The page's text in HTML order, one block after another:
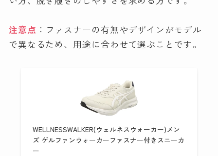
注意点 ：ファスナーの有無やデザインがモデル
で異なるため、用途に合わせて選ぶことです。
WELLNESSWALKER(ウェルネスウォーカー)メン
ズ ゲルファンウォーカーファスナー付きスニーカ
ー